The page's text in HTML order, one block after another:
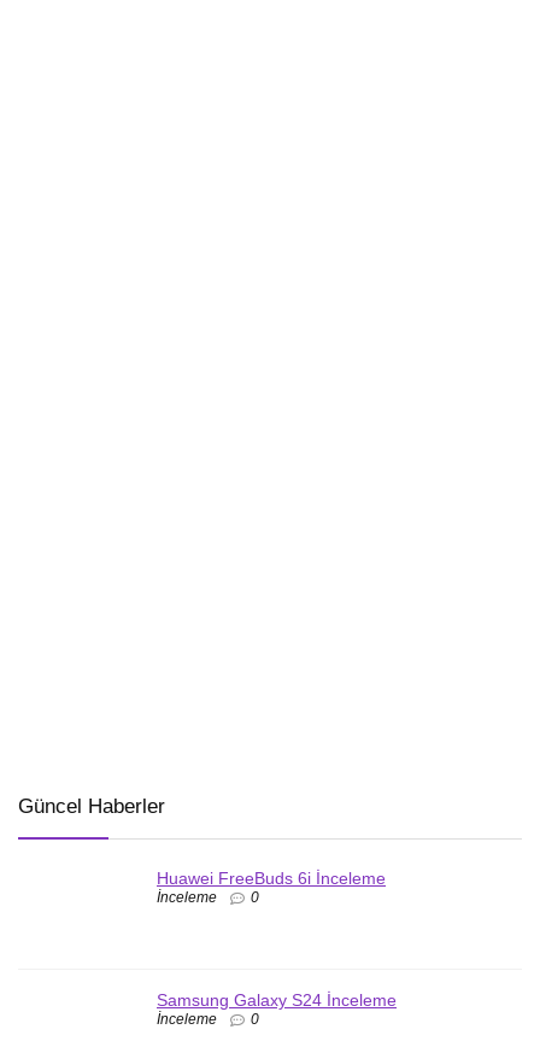
Güncel Haberler
Huawei FreeBuds 6i İnceleme
İnceleme 0
Samsung Galaxy S24 İnceleme
İnceleme 0